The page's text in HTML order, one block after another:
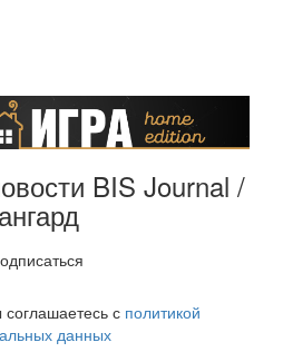
BIS Journal /
с политикой
данных